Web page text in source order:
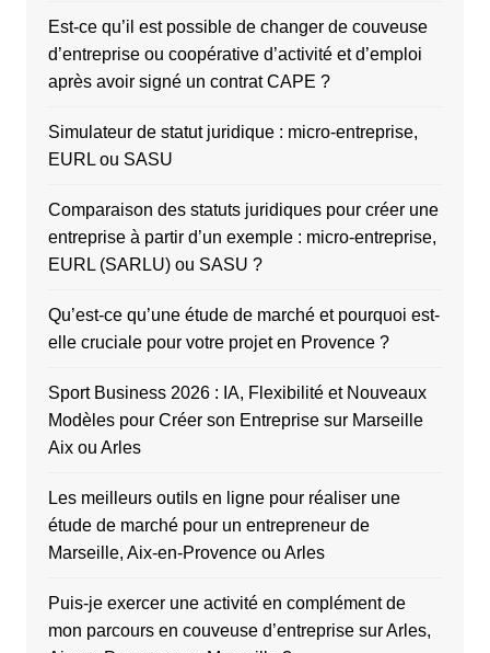
Est-ce qu’il est possible de changer de couveuse
d’entreprise ou coopérative d’activité et d’emploi
après avoir signé un contrat CAPE ?
Simulateur de statut juridique : micro-entreprise,
EURL ou SASU
Comparaison des statuts juridiques pour créer une
entreprise à partir d’un exemple : micro-entreprise,
EURL (SARLU) ou SASU ?
Qu’est-ce qu’une étude de marché et pourquoi est-
elle cruciale pour votre projet en Provence ?
Sport Business 2026 : IA, Flexibilité et Nouveaux
Modèles pour Créer son Entreprise sur Marseille
Aix ou Arles
Les meilleurs outils en ligne pour réaliser une
étude de marché pour un entrepreneur de
Marseille, Aix-en-Provence ou Arles
Puis-je exercer une activité en complément de
mon parcours en couveuse d’entreprise sur Arles,